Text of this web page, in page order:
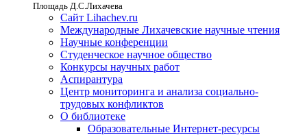
Площадь Д.С.Лихачева
Сайт Lihachev.ru
Международные Лихачевские научные чтения
Научные конференции
Студенческое научное общество
Конкурсы научных работ
Аспирантура
Центр мониторинга и анализа социально-
трудовых конфликтов
О библиотеке
Образовательные Интернет-ресурсы